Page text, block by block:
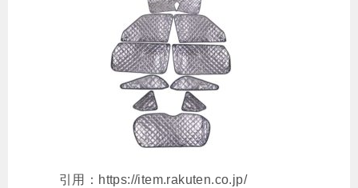
引用：https://item.rakuten.co.jp/